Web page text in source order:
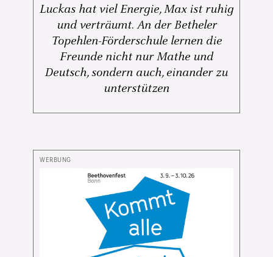
Luckas hat viel Energie, Max ist ruhig
und verträumt. An der Betheler
Topehlen-Förderschule lernen die
Freunde nicht nur Mathe und
Deutsch, sondern auch, einander zu
unterstützen